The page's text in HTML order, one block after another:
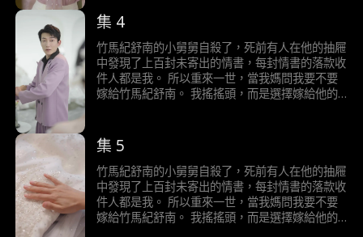
兩頭不回家。 後來我懷孕大出血，他卻因為初戀
的一句家裡停電了，我好害怕，便拋下大出血的我
揚長而去。 最後，我和肚子裡的孩子一起血崩而
亡。 死後，紀舒南不但沒掉一滴淚，還嫌棄我的
死耽誤了他和初戀的旅行計畫。 再睜眼，我回到
我媽問我要嫁給誰那天…
集 4
竹馬紀舒南的小舅舅自殺了，死前有人在他的抽屜
中發現了上百封未寄出的情書，每封情書的落款收
件人都是我。 所以重來一世，當我媽問我要不要
嫁給竹馬紀舒南。 我搖搖頭，而是選擇嫁給他的
兩頭不回家。 後來我懷孕大出血，他卻因為初戀
的一句家裡停電了，我好害怕，便拋下大出血的我
揚長而去。 最後，我和肚子裡的孩子一起血崩而
亡。 死後，紀舒南不但沒掉一滴淚，還嫌棄我的
死耽誤了他和初戀的旅行計畫。 再睜眼，我回到
我媽問我要嫁給誰那天…
集 5
竹馬紀舒南的小舅舅自殺了，死前有人在他的抽屜
中發現了上百封未寄出的情書，每封情書的落款收
件人都是我。 所以重來一世，當我媽問我要不要
嫁給竹馬紀舒南。 我搖搖頭，而是選擇嫁給他的